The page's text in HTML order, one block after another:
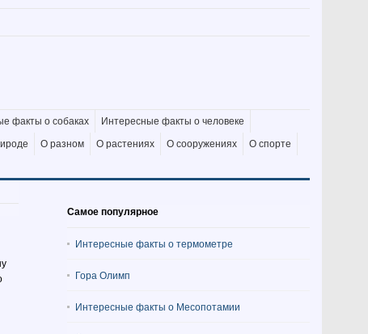
факты о собаках
Интересные факты о человеке
О разном О растениях О сооружениях
О спорте
Самое популярное
Интересные факты о термометре
Гора Олимп
Интересные факты о Месопотамии